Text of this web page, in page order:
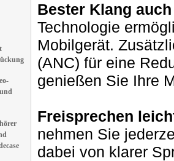
Bester Klang
Technologie
Mobilgerät.
(ANC) für eine
genießen Sie Ihre
Freisprechen
nehmen Sie
dabei von klarer